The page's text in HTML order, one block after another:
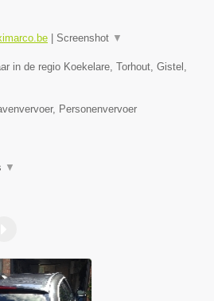
Screenshot ▼
in de regio Koekelare, Torhout, Gistel,
Personenvervoer
▼